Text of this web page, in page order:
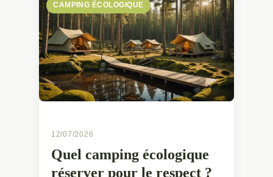
CAMPING ÉCOLOGIQUE
12/07/2026
Quel camping écologique
réserver pour le respect ?